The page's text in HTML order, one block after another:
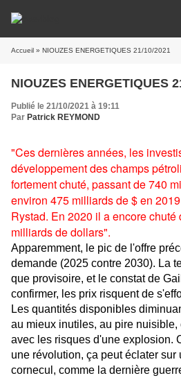
Accueil » NIOUZES ENERGETIQUES 21/10/2021
NIOUZES ENERGETIQUES
Publié le 21/10/2021 à 19:11
Par Patrick REYMOND
"Ces dernières années, les
développement des champs
fortement chuté, passant de 740
environ 475 milliards de $ en
Rystad. En 2020 il a encore
milliards de dollars".
Apparemment, le pic de l'offre
demande (2025 contre 2030). La
que provisoire, et le constat de
confirmer, les prix risquent de
Les quantités disponibles
au mieux inutiles, au pire nuisible,
avec les risques d'une explosion.
une révolution, ça peut éclater sur
cornecul, comme la dernière